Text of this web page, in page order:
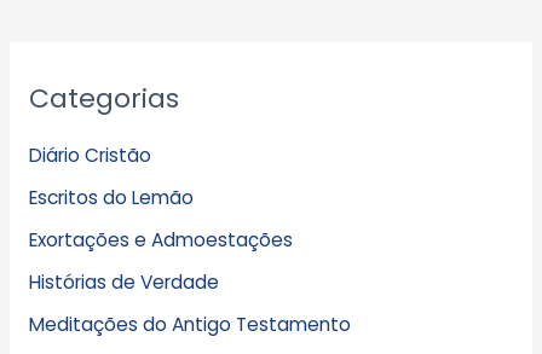
Categorias
Diário Cristão
Escritos do Lemão
Exortações e Admoestações
Histórias de Verdade
Meditações do Antigo Testamento
r
i
v
o
s